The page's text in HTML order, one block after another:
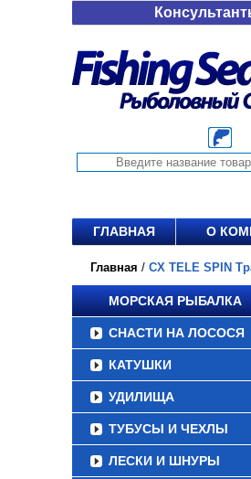
ГЛАВНАЯ О
Главная / CX TELE SPIN
МОРСКАЯ РЫБАЛКА
СНАСТИ НА ЛОСОСЯ
КАТУШКИ
УДИЛИЩА
ТУБУСЫ И ЧЕХЛЫ
ЛЕСКИ И ШНУРЫ